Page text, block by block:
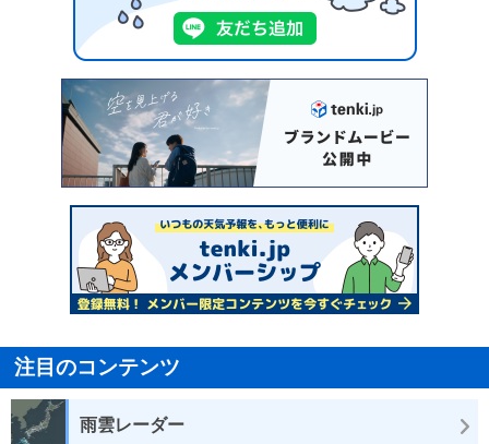
注目のコンテンツ
雨雲レーダー